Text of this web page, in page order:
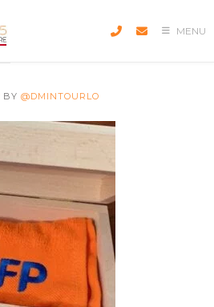
MENU
BY @DMINTOURLO